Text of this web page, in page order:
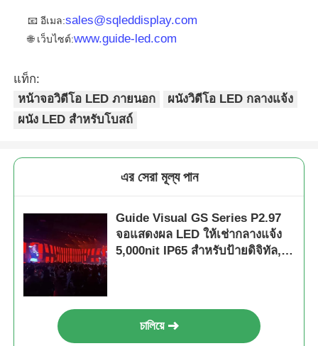
📧 อีเมล:sales@sqleddisplay.com
🌐 เว็บไซต์:www.guide-led.com
แท็ก:
หน้าจอวิดีโอ LED ภายนอก
ผนังวิดีโอ LED กลางแจ้ง
ผนัง LED สำหรับโบสถ์
এর সেরা মূল্য পান
Guide Visual GS Series P2.97
จอแสดงผล LED ให้เช่ากลางแจ้ง
5,000nit IP65 สำหรับป้ายดิจิทัล,
চালিয়ে